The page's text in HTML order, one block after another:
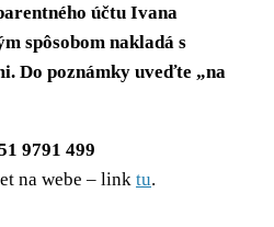
účtu Ivana
spôsobom nakladá s
Do poznámky uveďte „na
9791 499
na webe – link tu.